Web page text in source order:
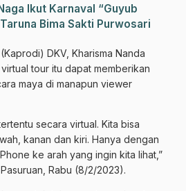
Ikut Karnaval “Guyub
Bima Sakti Purwosari
DKV, Kharisma Nanda
tour itu dapat memberikan
maya di manapun viewer
secara virtual. Kita bisa
kanan dan kiri. Hanya dengan
ke arah yang ingin kita lihat,”
Rabu (8/2/2023).